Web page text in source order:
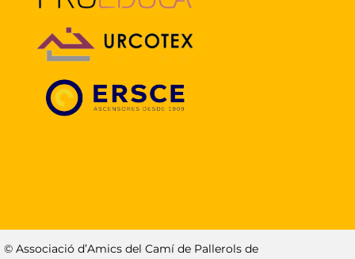
© Associació d’Amics del Camí de Pallerols de